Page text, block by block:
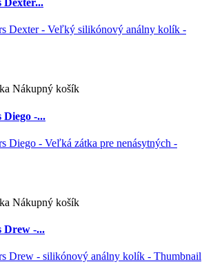
Dexter...
Nákupný košík
-...
Nákupný košík
Drew -...